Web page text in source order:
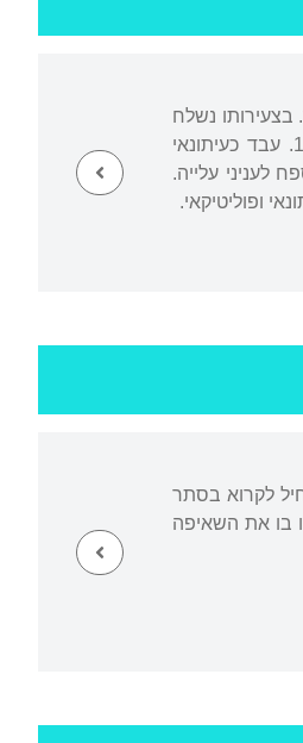
בצעירותו נשלח
לישיבות ברומניה, בפרנקפורט ובאנטוורפן, ושירת בצבא הרומני. למד בהכשרה של "המזרחי" בקלוז'. עלה ארצה ב-1934. עבד כעיתונאי
והמדיני. ב-1949 נשלח לבוקרשט כנספח לעניני עלייה.
ופוליטיקאי.
לקרוא בסתר
בו את השאיפה